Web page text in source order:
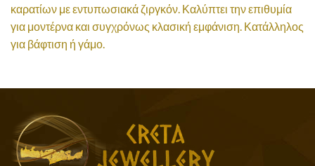
καρατίων με εντυπωσιακά ζιργκόν. Καλύπτει την επιθυμία
για μοντέρνα και συγχρόνως κλασική εμφάνιση. Κατάλληλος
για βάφτιση ή γάμο.